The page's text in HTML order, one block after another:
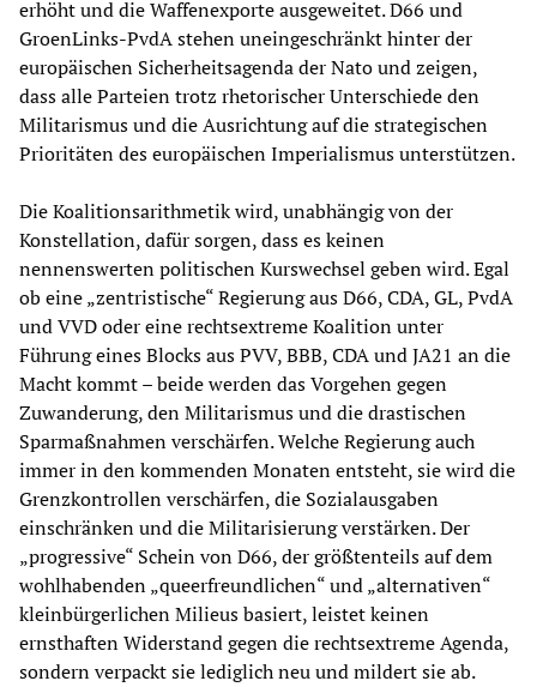
erhöht und die Waffenexporte ausgeweitet. D66 und
GroenLinks-PvdA stehen uneingeschränkt hinter der
europäischen Sicherheitsagenda der Nato und zeigen,
dass alle Parteien trotz rhetorischer Unterschiede den
Militarismus und die Ausrichtung auf die strategischen
Prioritäten des europäischen Imperialismus unterstützen.
Die Koalitionsarithmetik wird, unabhängig von der
Konstellation, dafür sorgen, dass es keinen
nennenswerten politischen Kurswechsel geben wird. Egal
ob eine „zentristische“ Regierung aus D66, CDA, GL, PvdA
und VVD oder eine rechtsextreme Koalition unter
Führung eines Blocks aus PVV, BBB, CDA und JA21 an die
Macht kommt – beide werden das Vorgehen gegen
Zuwanderung, den Militarismus und die drastischen
Sparmaßnahmen verschärfen. Welche Regierung auch
immer in den kommenden Monaten entsteht, sie wird die
Grenzkontrollen verschärfen, die Sozialausgaben
einschränken und die Militarisierung verstärken. Der
„progressive“ Schein von D66, der größtenteils auf dem
wohlhabenden „queerfreundlichen“ und „alternativen“
kleinbürgerlichen Milieus basiert, leistet keinen
ernsthaften Widerstand gegen die rechtsextreme Agenda,
sondern verpackt sie lediglich neu und mildert sie ab.